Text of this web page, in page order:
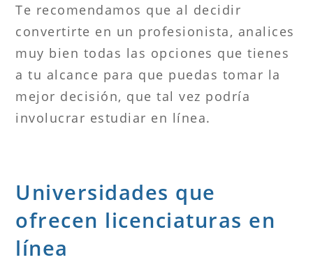
Te recomendamos que al decidir
convertirte en un profesionista, analices
muy bien todas las opciones que tienes
a tu alcance para que puedas tomar la
mejor decisión, que tal vez podría
involucrar estudiar en línea.
Universidades que
ofrecen licenciaturas en
línea